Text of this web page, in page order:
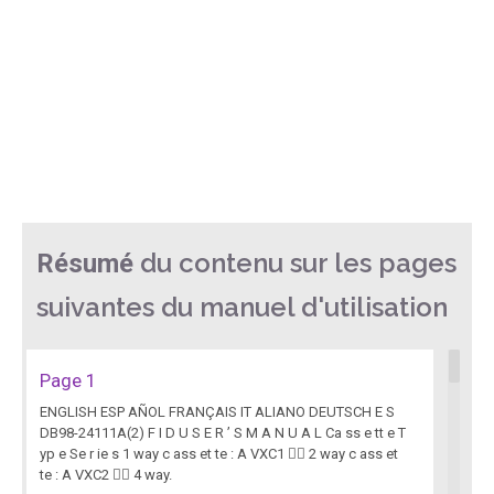
Résumé du contenu sur les pages
suivantes du manuel d'utilisation
Page 1
ENGLISH ESP AÑOL FRANÇAIS IT ALIANO DEUTSCH E S
DB98-24111A(2) F I D U S E R ’ S M A N U A L Ca ss e tt e T
yp e Se r ie s 1 way c ass et te : A VXC1  2 way c ass et
te : A VXC2  4 way.